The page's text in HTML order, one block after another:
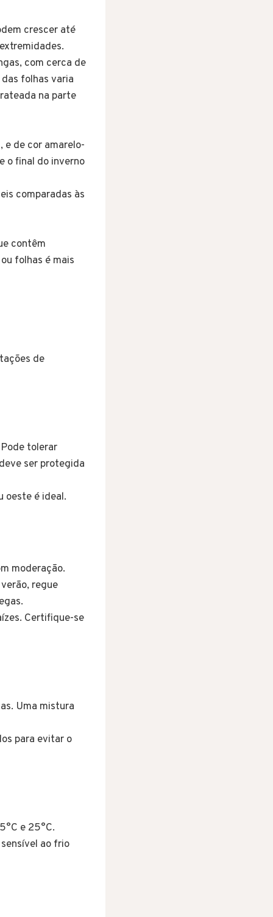
crescer até
com cerca de
folhas varia
na parte
e de cor amarelo-
o final do inverno
comparadas às
contêm
folhas é mais
de
tolerar
ser protegida
oeste é ideal.
moderação.
regue
Certifique-se
Uma mistura
para evitar o
e 25°C.
ao frio